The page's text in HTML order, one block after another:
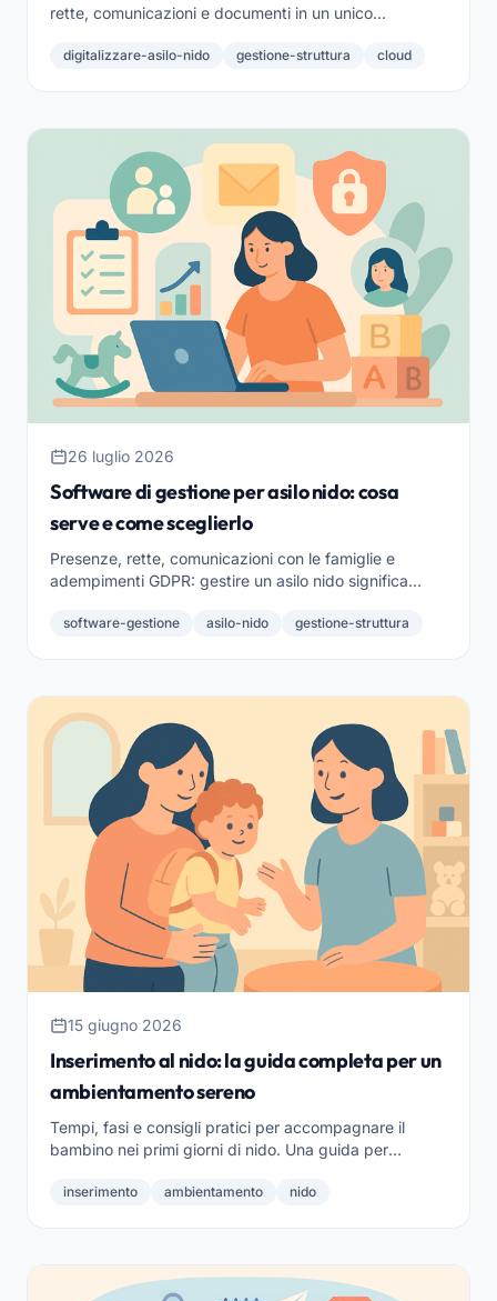
rette, comunicazioni e documenti in un unico
bene.
digitalizzare-asilo-nido gestione-struttura cloud
26 luglio 2026
Software di gestione per asilo nido: cosa
serve e come sceglierlo
Presenze, rette, comunicazioni con le famiglie e
adempimenti GDPR: gestire un asilo nido significa
avere un buon software di gestione e come scegliere
software-gestione asilo-nido gestione-struttura
15 giugno 2026
Inserimento al nido: la guida completa per un
ambientamento sereno
Tempi, fasi e consigli pratici per accompagnare il
bambino nei primi giorni di nido. Una guida per
ambientamento sereno e ben organizzato.
inserimento ambientamento nido